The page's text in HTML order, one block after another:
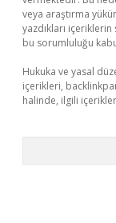
veya araştırma
yazdıkları
bu sorumluluğu
Hukuka ve yasal
içerikleri,
halinde, ilgili